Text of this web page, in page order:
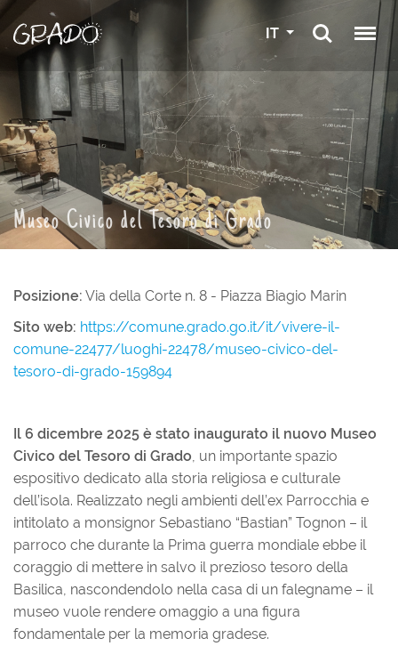
IT
Museo Civico del Tesoro di Grado
Posizione: Via della Corte n. 8 - Piazza Biagio Marin
Sito web: https://comune.grado.go.it/it/vivere-il-
comune-22477/luoghi-22478/museo-civico-del-
tesoro-di-grado-159894
Il 6 dicembre 2025 è stato inaugurato il nuovo Museo
Civico del Tesoro di Grado, un importante spazio
espositivo dedicato alla storia religiosa e culturale
dell’isola. Realizzato negli ambienti dell’ex Parrocchia e
intitolato a monsignor Sebastiano “Bastian” Tognon – il
parroco che durante la Prima guerra mondiale ebbe il
coraggio di mettere in salvo il prezioso tesoro della
Basilica, nascondendolo nella casa di un falegname – il
museo vuole rendere omaggio a una figura
fondamentale per la memoria gradese.